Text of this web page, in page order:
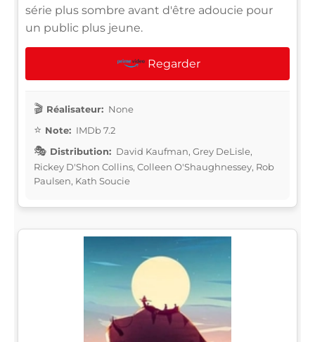
série plus sombre avant d'être adoucie pour
un public plus jeune.
Regarder
Réalisateur: None
Note: IMDb 7.2
Distribution: David Kaufman, Grey DeLisle,
Rickey D'Shon Collins, Colleen O'Shaughnessey, Rob
Paulsen, Kath Soucie